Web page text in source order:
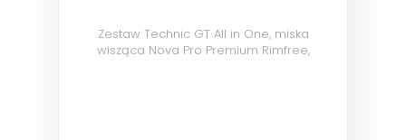
Zestaw Technic GT All in One, miska
wisząca Nova Pro Premium Rimfree,